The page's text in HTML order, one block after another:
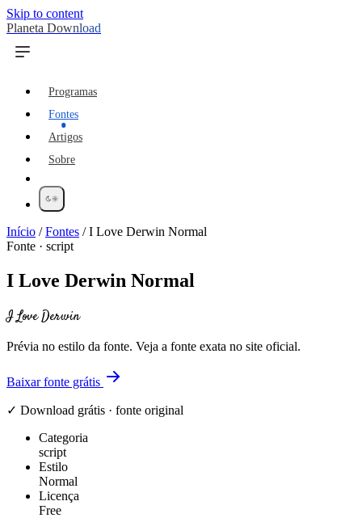
Skip to content
Planeta Download
Programas
Fontes
Artigos
Sobre
Início /Fontes /I Love Derwin Normal
Fonte · script
I Love Derwin Normal
I Love Derwin
Prévia no estilo da fonte. Veja a fonte exata no site oficial.
Baixar fonte grátis
✓ Download grátis · fonte original
Categoria
script
Estilo
Normal
Licença
Free